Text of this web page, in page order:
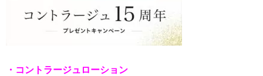
・コントラージュローション